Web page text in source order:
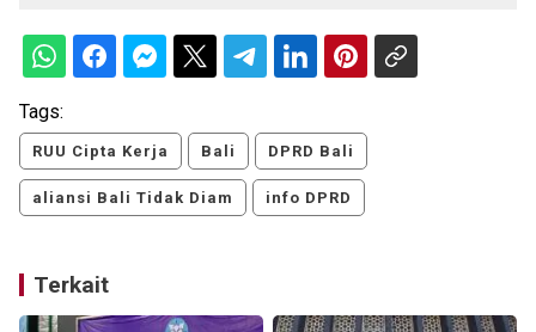
Tags:
RUU Cipta Kerja Bali DPRD Bali
aliansi Bali Tidak Diam info DPRD
Terkait